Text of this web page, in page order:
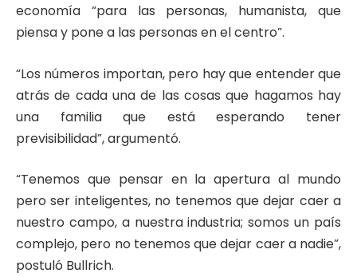
economía “para las personas, humanista, que
piensa y pone a las personas en el centro”.
“Los números importan, pero hay que entender que
atrás de cada una de las cosas que hagamos hay
una familia que está esperando tener
previsibilidad”, argumentó.
“Tenemos que pensar en la apertura al mundo
pero ser inteligentes, no tenemos que dejar caer a
nuestro campo, a nuestra industria; somos un país
complejo, pero no tenemos que dejar caer a nadie”,
postuló Bullrich.